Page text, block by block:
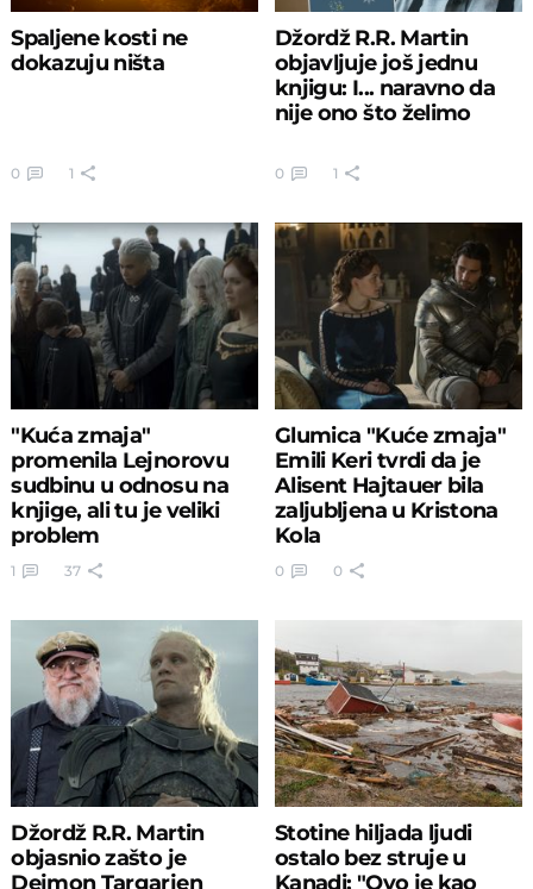
Spaljene kosti ne
dokazuju ništa
0 1
Džordž R.R. Martin
objavljuje još jednu
knjigu: I... naravno da
nije ono što želimo
0 1
"Kuća zmaja"
promenila Lejnorovu
sudbinu u odnosu na
knjige, ali tu je veliki
problem
1 37
Glumica "Kuće zmaja"
Emili Keri tvrdi da je
Alisent Hajtauer bila
zaljubljena u Kristona
Kola
0 0
Džordž R.R. Martin
objasnio zašto je
Dejmon Targarjen
Stotine hiljada ljudi
ostalo bez struje u
Kanadi: "Ovo je kao